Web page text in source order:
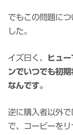
でもこの問題に
した。
イズ曰く、
ヒュ
ンでいつでも初
なんです。
逆に購入者以外
で、コービーを